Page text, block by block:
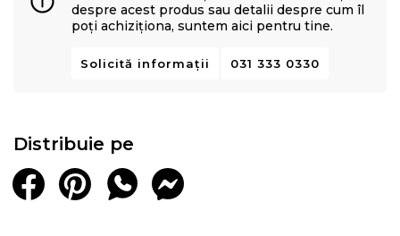
despre acest produs sau detalii despre cum îl
poți achiziționa, suntem aici pentru tine.
Solicită informații 031 333 0330
Distribuie pe